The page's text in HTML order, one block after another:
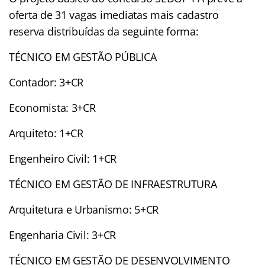
oferta de 31 vagas imediatas mais cadastro
reserva distribuídas da seguinte forma:
TÉCNICO EM GESTÃO PÚBLICA
Contador: 3+CR
Economista: 3+CR
Arquiteto: 1+CR
Engenheiro Civil: 1+CR
TÉCNICO EM GESTÃO DE INFRAESTRUTURA
Arquitetura e Urbanismo: 5+CR
Engenharia Civil: 3+CR
TÉCNICO EM GESTÃO DE DESENVOLVIMENTO